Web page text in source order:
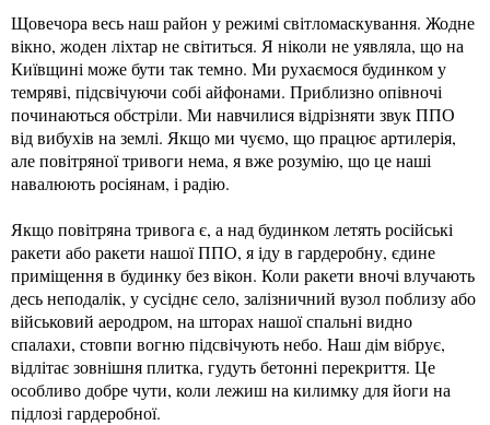
Щовечора весь наш район у режимі світломаскування. Жодне
вікно, жоден ліхтар не світиться. Я ніколи не уявляла, що на
Київщині може бути так темно. Ми рухаємося будинком у
темряві, підсвічуючи собі айфонами. Приблизно опівночі
починаються обстріли. Ми навчилися відрізняти звук ППО
від вибухів на землі. Якщо ми чуємо, що працює артилерія,
але повітряної тривоги нема, я вже розумію, що це наші
навалюють росіянам, і радію.
Якщо повітряна тривога є, а над будинком летять російські
ракети або ракети нашої ППО, я іду в гардеробну, єдине
приміщення в будинку без вікон. Коли ракети вночі влучають
десь неподалік, у сусіднє село, залізничний вузол поблизу або
військовий аеродром, на шторах нашої спальні видно
спалахи, стовпи вогню підсвічують небо. Наш дім вібрує,
відлітає зовнішня плитка, гудуть бетонні перекриття. Це
особливо добре чути, коли лежиш на килимку для йоги на
підлозі гардеробної.